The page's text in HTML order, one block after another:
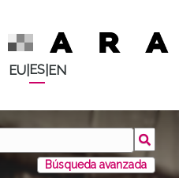
EU| ES| EN
Búsqueda avanzada